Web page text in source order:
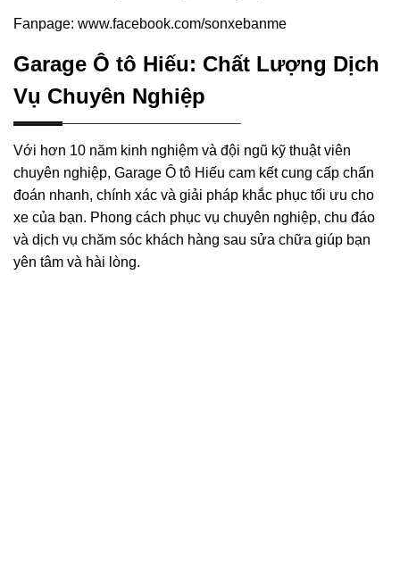
Fanpage: www.facebook.com/sonxebanme
Garage Ô tô Hiếu: Chất Lượng Dịch
Vụ Chuyên Nghiệp
Với hơn 10 năm kinh nghiệm và đội ngũ kỹ thuật viên
chuyên nghiệp, Garage Ô tô Hiếu cam kết cung cấp chẩn
đoán nhanh, chính xác và giải pháp khắc phục tối ưu cho
xe của bạn. Phong cách phục vụ chuyên nghiệp, chu đáo
và dịch vụ chăm sóc khách hàng sau sửa chữa giúp bạn
yên tâm và hài lòng.